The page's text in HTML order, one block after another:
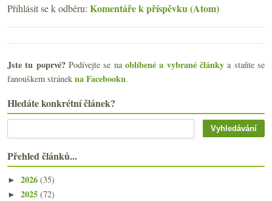
Přihlásit se k odběru: Komentáře k příspěvku (Atom)
Jste tu poprvé?Podívejte se naoblíbené a vybrané články a staňte se
fanouškem stránek na Facebooku.
Hledáte konkrétní článek?
Přehled článků...
► 2026 (35)
► 2025 (72)